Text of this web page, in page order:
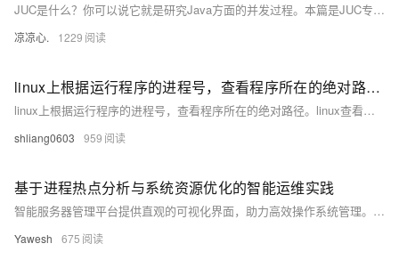
JUC是什么？你可以说它就是研究Java方面的并发过程。本篇是JUC专栏的第一章！带你了解并行与并发、线程与程序、线程的启动与休眠、打断和等待！全是干货！快快快！
凉凉心. 1229
linux上根据运行程序的进程号，查看程序所在的绝对路径。linux查看进程启动的时间
linux上根据运行程序的进程号，查看程序所在的绝对路径。linux查看进程启动的时间
shliang0603 959
基于进程热点分析与系统资源优化的智能运维实践
智能服务器管理平台提供直观的可视化界面，助力高效操作系统管理。核心功能包括运维监控、智能助手和扩展插件管理，支持系统健康监控、故障诊断等，确保集群稳定运行。首次使用需激活服务并安装管控组件。平台还提供进程热点追踪、性能观测与优化建议，帮助开发人员快速识别和解决性能瓶颈。定期分析和多维度监控可提前预警潜在问题，保障系统长期稳定运行。
Yawesh 675